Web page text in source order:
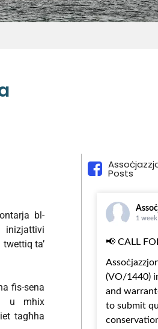
bl-
inizjattivi
ta’
fis-sena
u mhix
tagħha
Posts
1
📢 CALL
(VO/1440)
and
to submit